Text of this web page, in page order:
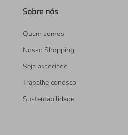
Sobre nós
Quem somos
Nosso Shopping
Seja associado
Trabalhe conosco
Sustentabilidade